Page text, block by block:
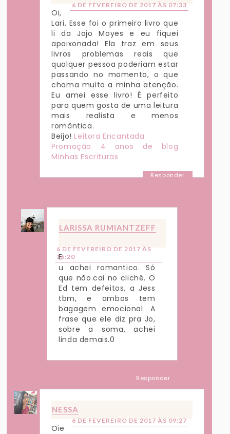
6 DE FEVEREIRO DE 2017 ÀS 07:33
Oi,
Lari. Esse foi o primeiro livro que
li da Jojo Moyes e eu fiquei
apaixonada! Ela traz em seus
livros problemas reais que
qualquer pessoa poderiam estar
passando no momento, o que
chama muito a minha atenção.
Eu amei esse livro! É perfeito
para quem gosta de uma leitura
mais realista e menos
romântica.
Beijo! Leitora Encantada
Promoção 4 anos de blog
Minhas Escrituras
Responder
LARISSA RUMIANTZEFF
6 DE FEVEREIRO DE 2017 ÀS
16:20
E
u achei romantico. Só
que não.cai no clichê. O
Ed tem defeitos, a Jess
tbm, e ambos tem
bagagem emocional. A
frase que ele diz pra Jo,
sobre a soma, achei
linda demais.0
Responder
NESSA
6 DE FEVEREIRO DE 2017 ÀS 09:27
Oie